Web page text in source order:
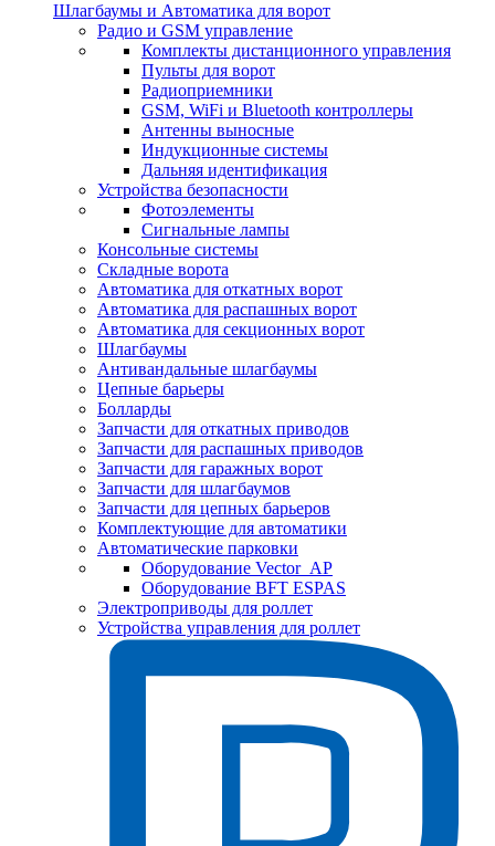
Шлагбаумы и Автоматика для ворот
Радио и GSM управление
Комплекты дистанционного управления
Пульты для ворот
Радиоприемники
GSM, WiFi и Bluetooth контроллеры
Антенны выносные
Индукционные системы
Дальняя идентификация
Устройства безопасности
Фотоэлементы
Сигнальные лампы
Консольные системы
Складные ворота
Автоматика для откатных ворот
Автоматика для распашных ворот
Автоматика для секционных ворот
Шлагбаумы
Антивандальные шлагбаумы
Цепные барьеры
Болларды
Запчасти для откатных приводов
Запчасти для распашных приводов
Запчасти для гаражных ворот
Запчасти для шлагбаумов
Запчасти для цепных барьеров
Комплектующие для автоматики
Автоматические парковки
Оборудование Vector_AP
Оборудование BFT ESPAS
Электроприводы для роллет
Устройства управления для роллет